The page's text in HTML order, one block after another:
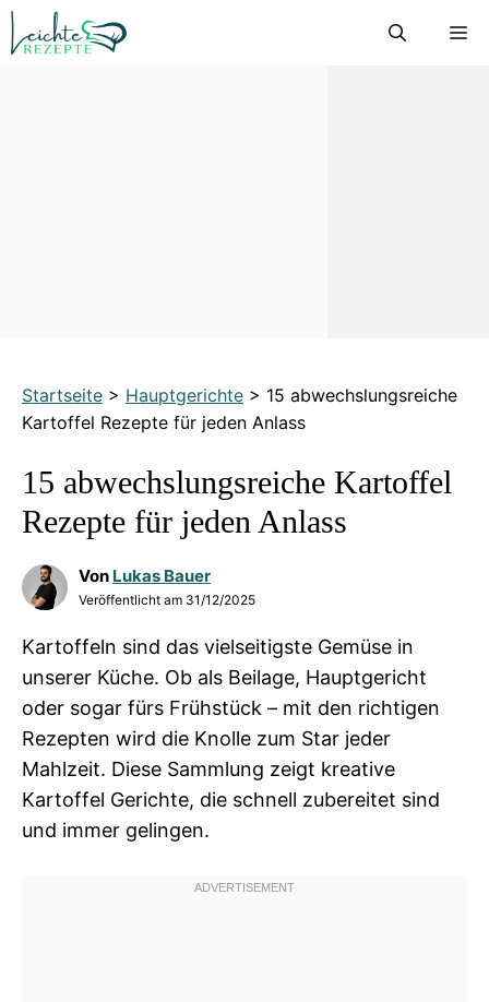
Zum
Inhalt
Startseite > Hauptgerichte > 15 abwechslungsreiche
Kartoffel Rezepte für jeden Anlass
15 abwechslungsreiche Kartoffel
Rezepte für jeden Anlass
Von Lukas Bauer
Veröffentlicht am 31/12/2025
Kartoffeln sind das vielseitigste Gemüse in
unserer Küche. Ob als Beilage, Hauptgericht
oder sogar fürs Frühstück – mit den richtigen
Rezepten wird die Knolle zum Star jeder
Mahlzeit. Diese Sammlung zeigt kreative
Kartoffel Gerichte, die schnell zubereitet sind
und immer gelingen.